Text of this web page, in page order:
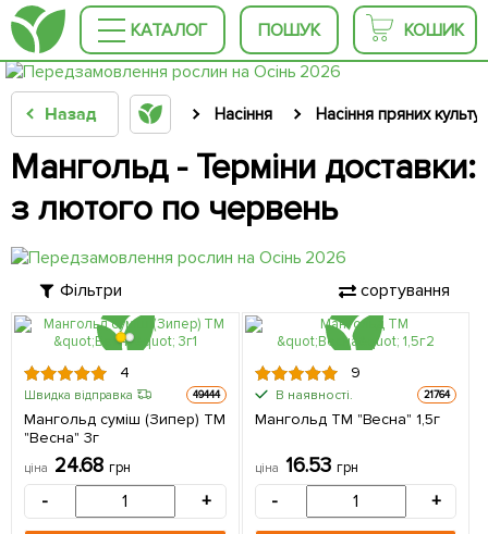
КАТАЛОГ ПОШУК КОШИК
Назад Насіння Насіння пряних
Мангольд - Терміни доставки:
з лютого по червень
Фільтри сортування
4
Швидка відправка 49444
Мангольд суміш (Зипер) ТМ
"Весна" 3г
ціна 24.68 грн
- +
9
В наявності. 21764
Мангольд ТМ "Весна" 1,5г
ціна 16.53 грн
- +